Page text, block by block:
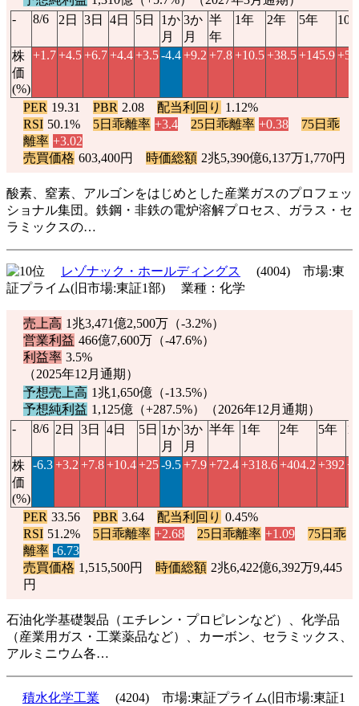
-
8/6 2日 3日 4日 5日
1か
月
3か
月
半
年
1年 2年 5年 10
株
価
(%)
+1.7+4.5+6.7+4.4+3.5-4.4+9.2 +7.8+10.5+38.5+145.9
PER 19.31 PBR 2.08 配当利回り 1.12%
RSI 50.1% 5日乖離率 +3.4 25日乖離率 +0.38
75日乖
離率 +3.02
売買価格 603,400円 時価総額 2兆5,390億6,137万1,770円
酸素、窒素、アルゴンをはじめとした産業ガスのプロフェッ
ショナル集団。鉄鋼・非鉄の電炉溶解プロセス、ガラス・セ
ラミックスの…
レゾナック・ホールディングス
(4004) 市場:東
証プライム(旧市場:東証1部) 業種：化学
売上高 1兆3,471億2,500万（-3.2%）
営業利益 466億7,600万（-47.6%）
利益率 3.5%
（2025年12月通期）
予想売上高 1兆1,650億（-13.5%）
予想純利益 1,125億（+287.5%）（2026年12月通期）
-
8/6 2日 3日 4日 5日 1か
月
3か
月
半年 1年 2年 5年
株
価
(%)
-6.3+3.2 +7.8+10.4+25-9.5+7.9+72.4+318.6+404.2 +392
PER 33.56 PBR 3.64 配当利回り 0.45%
RSI 51.2% 5日乖離率 +2.68 25日乖離率 +1.09
75日乖
離率 -6.73
売買価格 1,515,500円 時価総額 2兆6,422億6,392万9,445
円
石油化学基礎製品（エチレン・プロピレンなど）、化学品
（産業用ガス・工業薬品など）、カーボン、セラミックス、
アルミニウム各…
積水化学工業
(4204) 市場:東証プライム(旧市場:東証1